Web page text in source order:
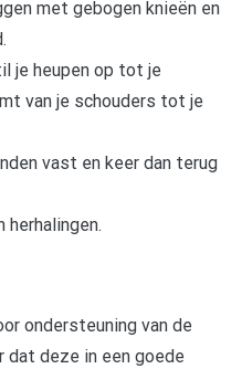
met gebogen knieën en
je heupen op tot je
van je schouders tot je
vast en keer dan terug
ondersteuning van de
dat deze in een goede